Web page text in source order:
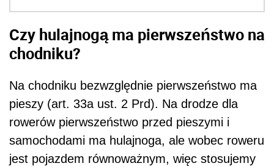
Czy hulajnogą ma pierwszeństwo na
chodniku?
Na chodniku bezwzględnie pierwszeństwo ma
pieszy (art. 33a ust. 2 Prd). Na drodze dla
rowerów pierwszeństwo przed pieszymi i
samochodami ma hulajnoga, ale wobec roweru
jest pojazdem równoważnym, więc stosujemy